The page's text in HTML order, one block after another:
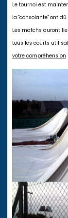
Le tournoi est
la "consolante" ont
Les matchs auront
tous les courts
votre compréhension